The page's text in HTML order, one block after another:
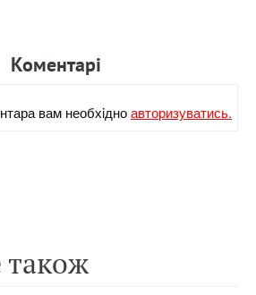
Коментарi
вам необхiдноавторизуватись.
також